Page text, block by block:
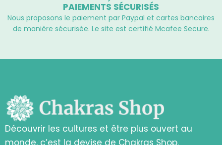
PAIEMENTS SÉCURISÉS
Nous proposons le paiement par Paypal et cartes bancaires
de manière sécurisée. Le site est certifié Mcafee Secure.
Découvrir les cultures et être plus ouvert au
monde, c’est la devise de Chakras Shop.